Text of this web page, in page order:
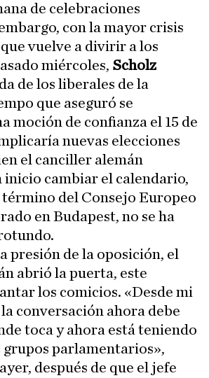
de celebraciones
con la mayor crisis
vuelve a divirir a los
miércoles, Scholz
de los liberales de la
que aseguró se
moción de confianza el 15 de
nuevas elecciones
el canciller alemán
inicio cambiar el calendario,
término del Consejo Europeo
en Budapest, no se ha
presión de la oposición, el
abrió la puerta, este
los comicios. «Desde mi
conversación ahora debe
toca y ahora está teniendo
parlamentarios»,
después de que el jefe